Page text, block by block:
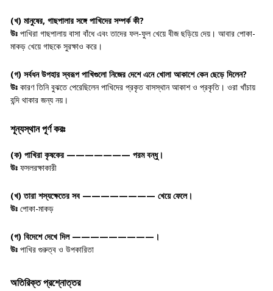
(খ) মানুষের, গাছপালার সঙ্গে পাখিদের সম্পর্ক কী?
উঃ পাখিরা গাছপালায় বাসা বাঁধে এবং তাদের ফল-ফুল খেয়ে বীজ ছড়িয়ে দেয়। আবার পোকা-
মাকড় খেয়ে গাছকে সুরক্ষাও করে।
(গ) সর্বধন উপহার স্বরূপ পাখিগুলো নিজের দেশে এনে খোলা আকাশে কেন ছেড়ে দিলেন?
উঃ কারণ তিনি বুঝতে পেরেছিলেন পাখিদের প্রকৃত বাসস্থান আকাশ ও প্রকৃতি। ওরা খাঁচায়
বন্দি থাকার জন্য নয়।
শূন্যস্থান পূর্ণ করঃ
(ক) পাখিরা কৃষকের ——————— পরম বন্ধু।
উঃ ফসলরক্ষাকারী
(খ) তারা শস্যক্ষেতের সব ———————— খেয়ে ফেলে।
উঃ পোকা-মাকড়
(গ) বিদেশে দেখে দিল —————————।
উঃ পাখির গুরুত্ব ও উপকারিতা
অতিরিক্ত প্রশ্নোত্তর